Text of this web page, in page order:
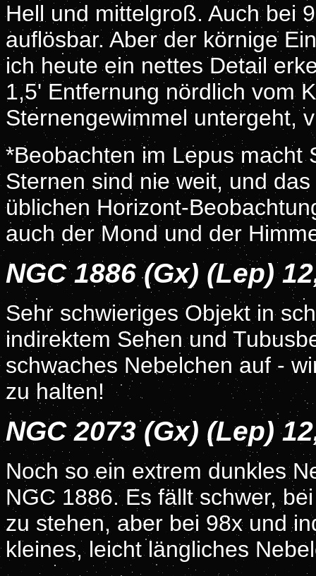
Hell und mittelgroß. Auch bei
auflösbar. Aber der körnige
ich heute ein nettes Detail
1,5' Entfernung nördlich vom
Sternengewimmel untergeht,
*Beobachten im Lepus macht
Sternen sind nie weit, und
üblichen Horizont-
auch der Mond und der
NGC 1886 (Gx) (Lep)
Sehr schwieriges Objekt in
indirektem Sehen und
schwaches Nebelchen auf -
zu halten!
NGC 2073 (Gx) (Lep)
Noch so ein extrem dunkles
NGC 1886. Es fällt schwer,
zu stehen, aber bei 98x und
kleines, leicht längliches